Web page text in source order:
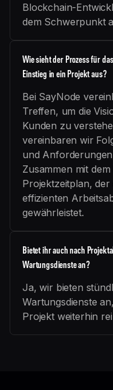
Blockchain-
dem Schwerpunkt
Wie sieht der Prozess für
Einstieg in ein Projekt aus?
Bei SayNode
Treffen, um die
Kunden zu
vereinbaren wir
und
Zusammen mit
Projektzeitplan,
effizienten
gewährleistet.
Bietet ihr auch nach
Wartungsdienste an?
Ja, wir bieten
Wartungsdienste
Projekt weiterhin